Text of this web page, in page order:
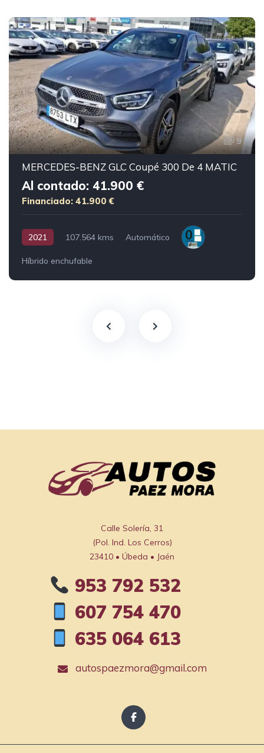
9
MERCEDES-BENZ GLC Coupé 300 De 4 MATIC
Al contado: 41.900 €
Financiado: 41.900 €
2021 107.564 kms Automático
Híbrido enchufable
Calle Solería, 31
(Pol. Ind. Los Cerros)
23410 • Úbeda • Jaén
953 792 532
607 754 470
635 064 613
autospaezmora@gmail.com